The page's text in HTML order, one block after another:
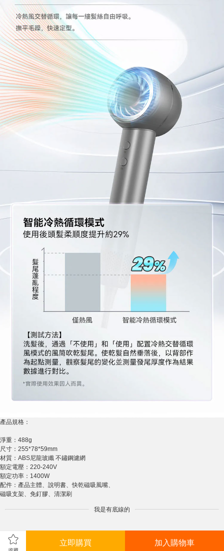
產品規格：
淨重：488g
尺寸：255*78*59mm
材質：ABS尼龍玻纖 不鏽鋼濾網
額定電壓：220-240V
額定功率：1400W
配件：產品主體、說明書、快乾磁吸風嘴、
磁吸支架、免釘膠、清潔刷
我是有底線的
立即購買 加入購物車